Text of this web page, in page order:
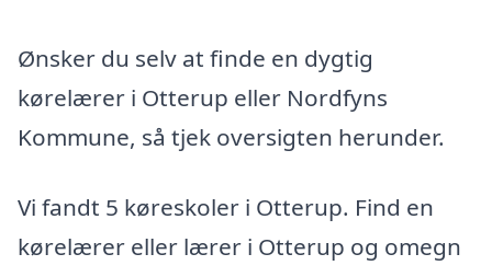
Ønsker du selv at finde en dygtig
kørelærer i Otterup eller Nordfyns
Kommune, så tjek oversigten herunder.
Vi fandt 5 køreskoler i Otterup. Find en
kørelærer eller lærer i Otterup og omegn